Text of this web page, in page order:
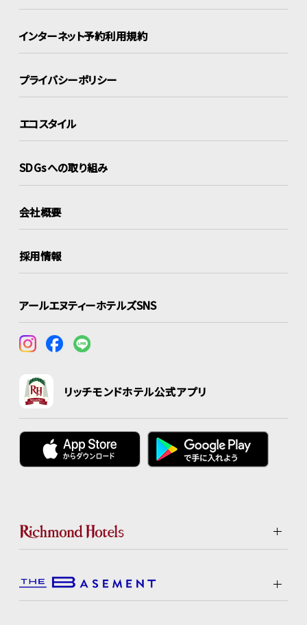
インターネット予約利用規約
プライバシーポリシー
エコスタイル
SDGsへの取り組み
会社概要
採用情報
アールエヌティーホテルズSNS
リッチモンドホテル公式アプリ